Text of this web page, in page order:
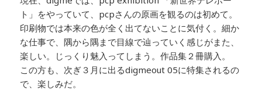
ト」をやっていて、pcpさんの原画を観るのは初めて。
印刷物では本来の色が全く出てないことに気付く。細か
な仕事で、隅から隅まで目線で辿っていく感じがまた、
楽しい。じっくり魅入ってしまう。作品集２冊購入。
この方も、次ぎ３月に出るdigmeout 05に特集されるの
で、楽しみだ。